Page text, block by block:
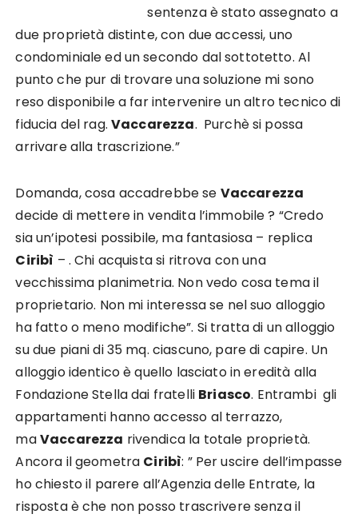
sentenza è stato assegnato a
due proprietà distinte, con due accessi, uno
condominiale ed un secondo dal sottotetto. Al
punto che pur di trovare una soluzione mi sono
reso disponibile a far intervenire un altro tecnico di
fiducia del rag.Vaccarezza. Purchè si possa
arrivare alla trascrizione.”
Domanda, cosa accadrebbe se Vaccarezza
decide di mettere in vendita l’immobile ? “Credo
sia un’ipotesi possibile, ma fantasiosa – replica
Ciribì – . Chi acquista si ritrova con una
vecchissima planimetria. Non vedo cosa tema il
proprietario. Non mi interessa se nel suo alloggio
ha fatto o meno modifiche”. Si tratta di un alloggio
su due piani di 35 mq. ciascuno, pare di capire. Un
alloggio identico è quello lasciato in eredità alla
Fondazione Stella dai fratelli Briasco. Entrambi gli
appartamenti hanno accesso al terrazzo,
maVaccarezza rivendica la totale proprietà.
Ancora il geometra Ciribì: ” Per uscire dell’impasse
ho chiesto il parere all’Agenzia delle Entrate, la
risposta è che non posso trascrivere senza il